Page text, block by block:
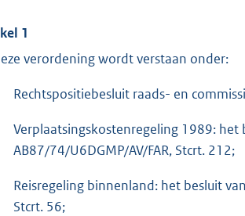
1
verordening wordt verstaan onder:
Rechtspositiebesluit raads- en
Verplaatsingskostenregeling 1989:
AB87/74/U6DGMP/AV/FAR, Stcrt. 212;
Reisregeling binnenland: het besluit
Stcrt. 56;